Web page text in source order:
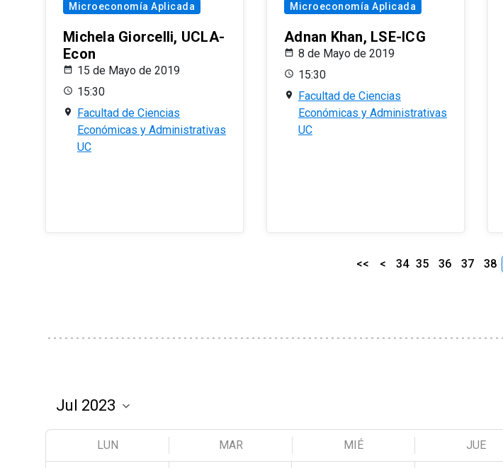
Microeconomía Aplicada
Michela Giorcelli, UCLA-
Econ
15 de Mayo de 2019
15:30
Facultad de Ciencias
Económicas y Administrativas
UC
Microeconomía Aplicada
Adnan Khan, LSE-ICG
8 de Mayo de 2019
15:30
Facultad de Ciencias
Económicas y Administrativas
UC
<< < 34 35 36 37 38
LUN MAR MIÉ JUE